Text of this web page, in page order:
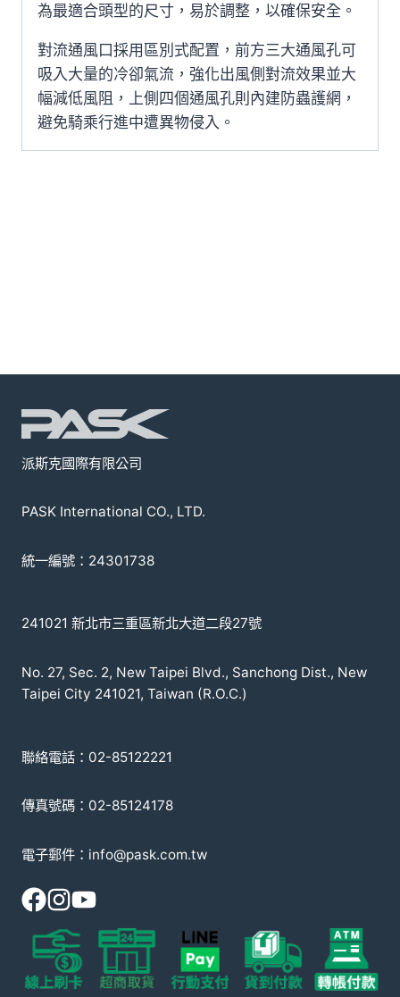
為最適合頭型的尺寸，易於調整，以確保安全。
對流通風口採用區別式配置，前方三大通風孔可
吸入大量的冷卻氣流，強化出風側對流效果並大
幅減低風阻，上側四個通風孔則內建防蟲護網，
避免騎乘行進中遭異物侵入。
派斯克國際有限公司
PASK International CO., LTD.
統一編號：24301738
241021 新北市三重區新北大道二段27號
No. 27, Sec. 2, New Taipei Blvd., Sanchong Dist., New
Taipei City 241021, Taiwan (R.O.C.)
聯絡電話：02-85122221
傳真號碼：02-85124178
電子郵件：info@pask.com.tw